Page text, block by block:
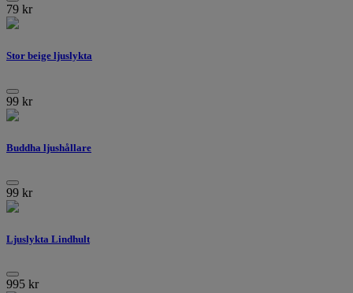
79 kr
Stor beige ljuslykta
99 kr
Buddha ljushållare
99 kr
Ljuslykta Lindhult
995 kr